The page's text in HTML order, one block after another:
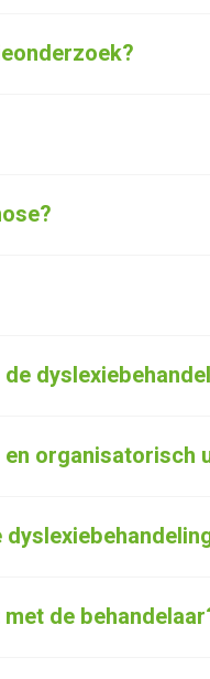
organisatorisch
de